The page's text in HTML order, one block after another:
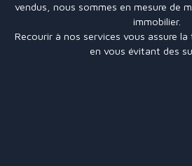
vendus, nous sommes en mesure de
immobilier.
Recourir à nos services vous assure
en vous évitant des